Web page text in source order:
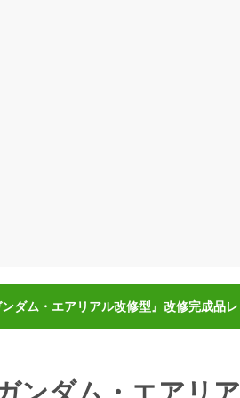
ダム・エアリアル改修型』改修完成品